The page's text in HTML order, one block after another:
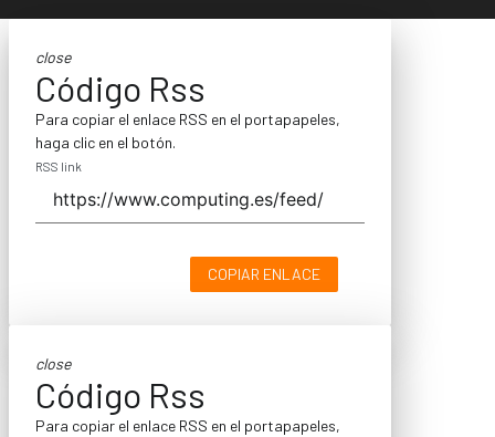
close
Código Rss
Para copiar el enlace RSS en el portapapeles,
haga clic en el botón.
RSS link
COPIAR ENLACE
close
Código Rss
Para copiar el enlace RSS en el portapapeles,